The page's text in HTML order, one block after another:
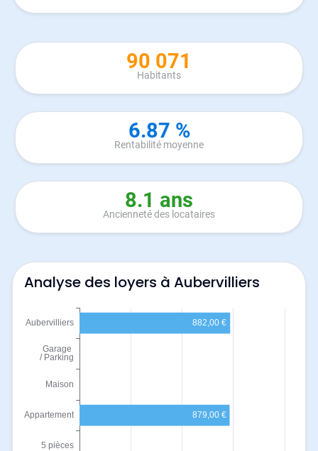
90 071
Habitants
6.87 %
Rentabilité moyenne
8.1 ans
Ancienneté des locataires
Analyse des loyers à Aubervilliers